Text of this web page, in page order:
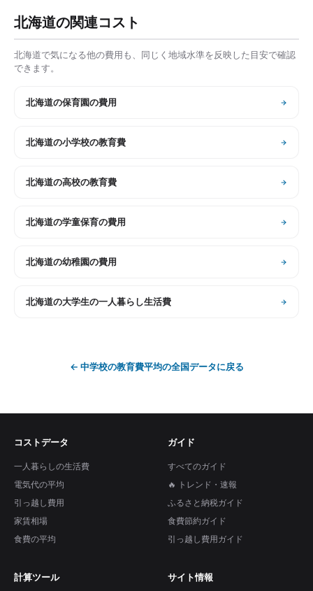
北海道の関連コスト
北海道で気になる他の費用も、同じく地域水準を反映した目安で確認
できます。
北海道の保育園の費用
北海道の小学校の教育費
北海道の高校の教育費
北海道の学童保育の費用
北海道の幼稚園の費用
北海道の大学生の一人暮らし生活費
← 中学校の教育費平均の全国データに戻る
コストデータ
一人暮らしの生活費
電気代の平均
引っ越し費用
家賃相場
食費の平均
ガイド
すべてのガイド
🔥 トレンド・速報
ふるさと納税ガイド
食費節約ガイド
引っ越し費用ガイド
計算ツール サイト情報